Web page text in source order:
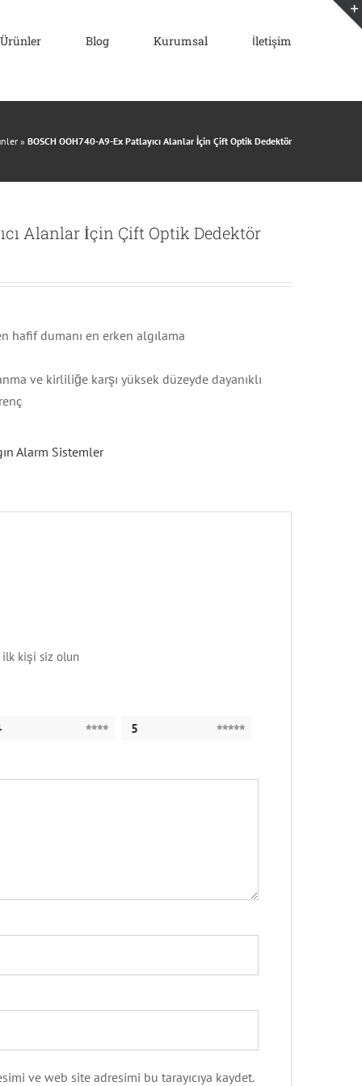
Ürünler Blog Kurumsal İletişim
» BOSCH OOH740-A9-Ex Patlayıcı Alanlar İçin Çift Optik Dedektör
Alanlar İçin Çift Optik Dedektör
hafif dumanı en erken algılama
ve kirliliğe karşı yüksek düzeyde dayanıklı
Alarm Sistemler
ilk kişi siz olun
5
ve web site adresimi bu tarayıcıya kaydet.